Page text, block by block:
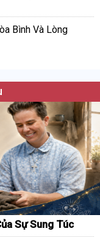
Bình Và Lòng
Sự Sung Túc